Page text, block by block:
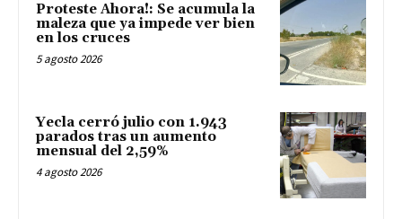
Proteste Ahora!: Se acumula la
maleza que ya impede ver bien
en los cruces
5 agosto 2026
Yecla cerró julio con 1.943
parados tras un aumento
mensual del 2,59%
4 agosto 2026